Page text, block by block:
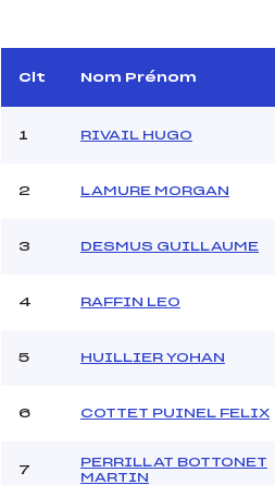
D.T Adjoint :
Dir. Epreuve :
Pénalité appliquée :
Clt Nom Prénom
1 RIVAIL HUGO
2 LAMURE MORGAN
3 DESMUS GUILLAUME
4 RAFFIN LEO
5 HUILLIER YOHAN
6 COTTET PUINEL FELIX
7
PERRILLAT BOTTONET
MARTIN